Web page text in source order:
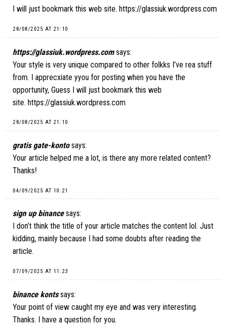
I will just bookmark this web site. https://glassiuk.wordpress.com
28/08/2025 AT 21:10
https://glassiuk.wordpress.com says:
Your style is very unique compared to other folkks I’ve rea stuff
from. I apprecxiate yyou for posting when you have the
opportunity, Guess I will just bookmark this web
site. https://glassiuk.wordpress.com
28/08/2025 AT 21:10
gratis gate-konto says:
Your article helped me a lot, is there any more related content?
Thanks!
04/09/2025 AT 10:21
sign up binance says:
I don’t think the title of your article matches the content lol. Just
kidding, mainly because I had some doubts after reading the
article.
07/09/2025 AT 11:23
binance konts says:
Your point of view caught my eye and was very interesting.
Thanks. I have a question for you.